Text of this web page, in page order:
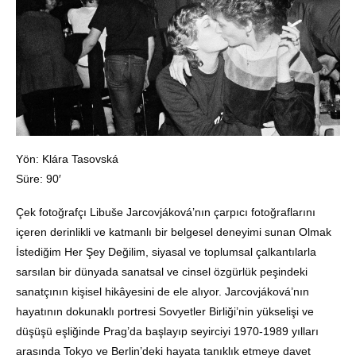
Yön: Klára Tasovská
Süre: 90′
Çek fotoğrafçı Libuše Jarcovjáková’nın çarpıcı fotoğraflarını
içeren derinlikli ve katmanlı bir belgesel deneyimi sunan Olmak
İstediğim Her Şey Değilim, siyasal ve toplumsal çalkantılarla
sarsılan bir dünyada sanatsal ve cinsel özgürlük peşindeki
sanatçının kişisel hikâyesini de ele alıyor. Jarcovjáková’nın
hayatının dokunaklı portresi Sovyetler Birliği’nin yükselişi ve
düşüşü eşliğinde Prag’da başlayıp seyirciyi 1970-1989 yılları
arasında Tokyo ve Berlin’deki hayata tanıklık etmeye davet